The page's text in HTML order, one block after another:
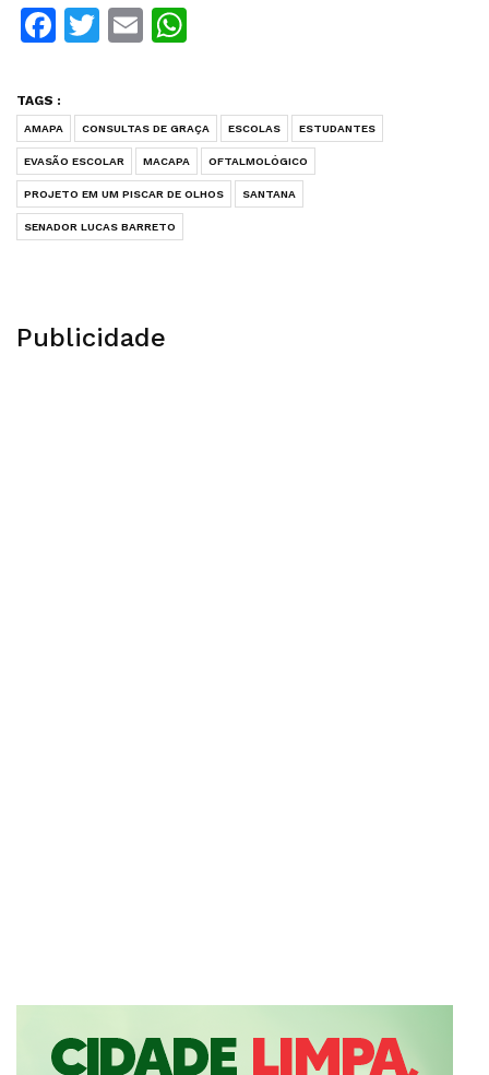
Facebook
Twitter
Email
TAGS :
AMAPA CONSULTAS DE GRAÇA ESCOLAS ESTUDANTES
EVASÃO ESCOLAR MACAPA OFTALMOLÓGICO
PROJETO EM UM PISCAR DE OLHOS SANTANA
SENADOR LUCAS BARRETO
Publicidade